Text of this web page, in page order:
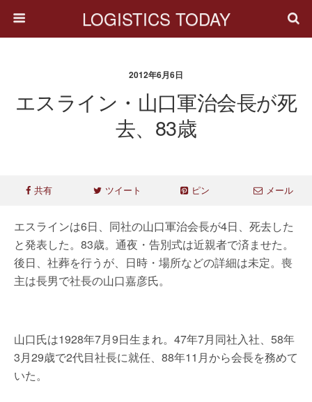
LOGISTICS TODAY
2012年6月6日
エスライン・山口軍治会長が死
去、83歳
共有 ツイート ピン メール
エスラインは6日、同社の山口軍治会長が4日、死去した
と発表した。83歳。通夜・告別式は近親者で済ませた。
後日、社葬を行うが、日時・場所などの詳細は未定。喪
主は長男で社長の山口嘉彦氏。
山口氏は1928年7月9日生まれ。47年7月同社入社、58年
3月29歳で2代目社長に就任、88年11月から会長を務めて
いた。